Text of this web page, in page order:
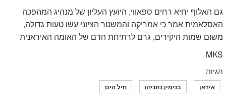
גם האלוף יחיא רחים ספאווי, היועץ העליון של מנהיג המהפכה
האסלאמית אמר כי אמריקה והמשטר הציוני עשו טעות גדולה,
משום שמות היקירים, גרם לרתיחת הדם של האומה האיראנית
MKS
תגיות
איראן בנימין נתניהו חיל הים